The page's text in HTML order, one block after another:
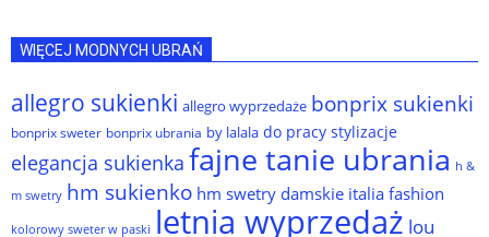
WIĘCEJ MODNYCH UBRAŃ
allegro sukienki allegro wyprzedaże bonprix sukienki
bonprix sweter bonprix ubrania by lalala do pracy stylizacje
elegancja sukienka fajne tanie ubrania h &
m swetry hm sukienko hm swetry damskie italia fashion
kolorowy sweter w paski letnia wyprzedaż lou